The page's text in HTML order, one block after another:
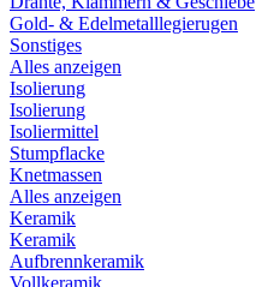
Gold- & Edelmetalllegierugen
Sonstiges
Alles anzeigen
Isolierung
Isolierung
Isoliermittel
Stumpflacke
Knetmassen
Alles anzeigen
Keramik
Keramik
Aufbrennkeramik
Vollkeramik